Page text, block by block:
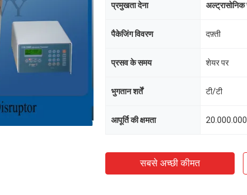
प्रमुखता देना
पैकेजिंग विवरण दफ़्ती
प्रसव के समय शेयर पर
भुगतान शर्तें टी/टी
आपूर्ति की क्षमता 20.000.000
सबसे अच्छी कीमत